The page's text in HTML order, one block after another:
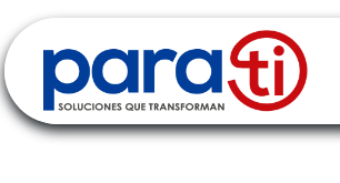
Ir al contenido